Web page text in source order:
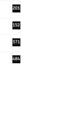
201
152
371
484